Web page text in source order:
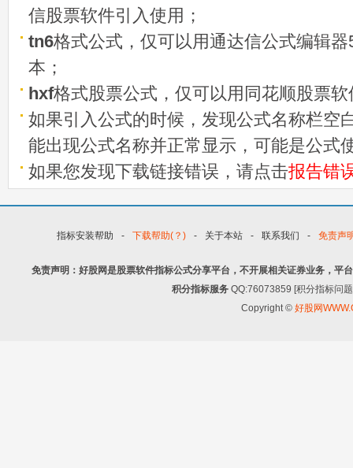
信股票软件引入使用；
tn6格式公式，仅可以用通达信公式编辑
本；
hxf格式股票公式，仅可以用同花顺股票
如果引入公式的时候，发现公式名称栏空
能出现公式名称并正常显示，可能是公式
如果您发现下载链接错误，请点击报告错
指标安装帮助 - 下载帮助(？) - 关于本站 - 联系我们 - 免责声
免责声明：好股网是股票软件指标公式分享平台，不开展相关证券业务，平
积分指标服务 QQ:76073859 [积分指标问
Copyright © 好股网